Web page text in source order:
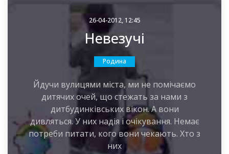
26-04-2012, 12:45
Невезучі
Родина
Йдучи вулицями міста, ми не помічаємо
дитячих очей, що стежать за нами з
дитбудинківських вікон. А вони
дивляться. У них надія і очікування. Немає
потреби питати, кого вони чекають. Хто з
них